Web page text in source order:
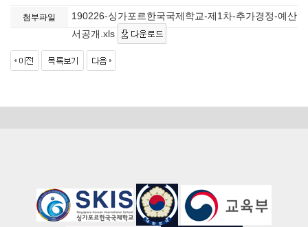
첨부파일
190226-싱가포르한국국제학교-제1차-추가경정-예산
서공개.xls